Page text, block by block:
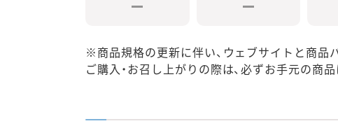
※商品規格の更新に伴い、ウェブサイトと商品
ご購入・お召し上がりの際は、必ずお手元の商